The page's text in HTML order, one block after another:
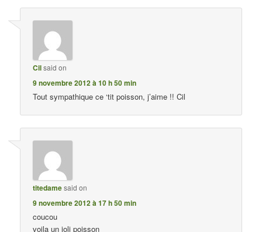
Cilsaid on
9 novembre 2012 à 10 h 50 min
Tout sympathique ce ‘tit poisson, j’aime !! Cil
titedamesaid on
9 novembre 2012 à 17 h 50 min
coucou
voila un joli poisson